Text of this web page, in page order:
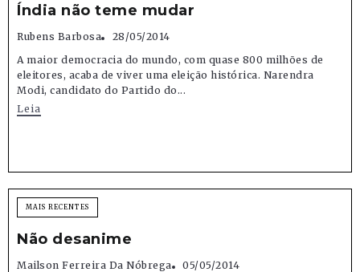
Índia não teme mudar
Rubens Barbosa
28/05/2014
A maior democracia do mundo, com quase 800 milhões de
eleitores, acaba de viver uma eleição histórica. Narendra
Modi, candidato do Partido do...
Leia
MAIS RECENTES
Não desanime
Mailson Ferreira Da Nóbrega
05/05/2014